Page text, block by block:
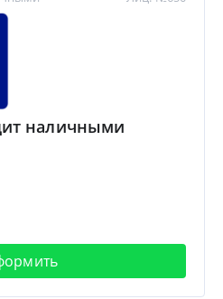
наличными